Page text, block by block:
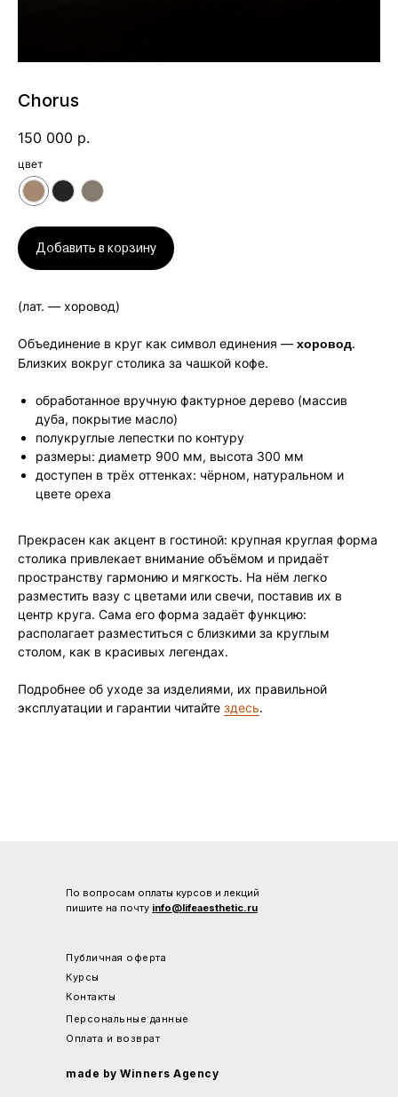
Chorus
150 000 р.
цвет
Добавить в корзину
(лат. — хоровод)
Объединение в круг как символ единения — хоровод.
Близких вокруг столика за чашкой кофе.
обработанное вручную фактурное дерево (массив
дуба, покрытие масло)
полукруглые лепестки по контуру
размеры: диаметр 900 мм, высота 300 мм
доступен в трёх оттенках: чёрном, натуральном и
цвете ореха
Прекрасен как акцент в гостиной: крупная круглая форма
столика привлекает внимание объёмом и придаёт
пространству гармонию и мягкость. На нём легко
разместить вазу с цветами или свечи, поставив их в
центр круга. Сама его форма задаёт функцию:
располагает разместиться с близкими за круглым
столом, как в красивых легендах.
Подробнее об уходе за изделиями, их правильной
эксплуатации и гарантии читайте здесь.
По вопросам оплаты курсов и лекций
пишите на почту info@lifeaesthetic.ru
Публичная оферта
Курсы
Контакты
Персональные данные
Оплата и возврат
made by Winners Agency